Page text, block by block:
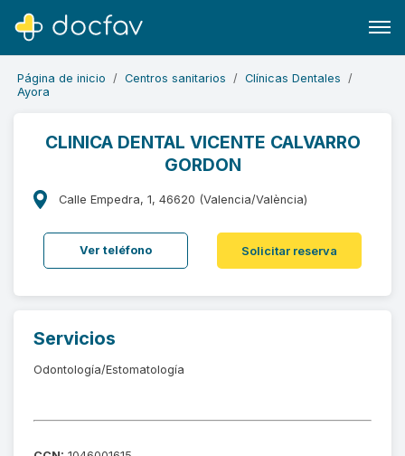
Buscar
Software para clínicas
Soporte
¿Eres un doctor?
Página de inicio Centros sanitarios
Clínicas Dentales
Ayora
CLINICA DENTAL VICENTE CALVARRO
GORDON
Calle Empedra, 1, 46620 (Valencia/València)
Ver teléfono Solicitar reserva
Servicios
Odontología/Estomatología